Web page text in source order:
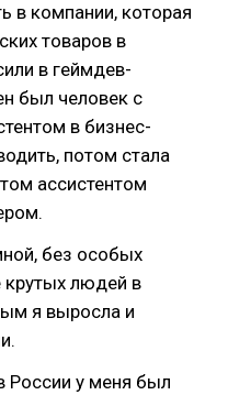
в компании, которая
товаров в
в геймдев-
был человек с
в бизнес-
потом стала
ассистентом
без особых
людей в
я выросла и
у меня был